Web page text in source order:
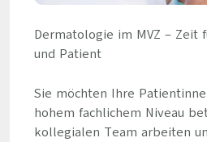
Dermatologie im MVZ – Zeit
und Patient
Sie möchten Ihre
hohem fachlichem Niveau
kollegialen Team arbeiten